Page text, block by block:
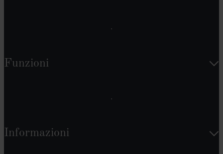
Funzioni
Informazioni